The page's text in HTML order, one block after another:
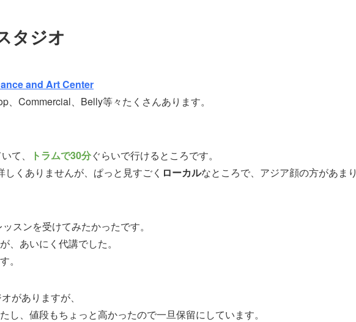
タジオ
and Art Center
、Commercial、Belly等々たくさんあります。
て、 トラムで30分ぐらいで行けるところです。
くありませんが、ぱっと見すごく ローカルなところで、アジア顔の方があまり
スンを受けてみたかったです。
、あいにく代講でした。
。
がありますが、
し、値段もちょっと高かったので一旦保留にしています。